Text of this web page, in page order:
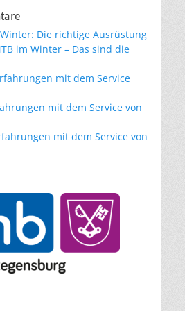
Die richtige Ausrüstung
im Winter – Das sind die
mit dem Service
mit dem Service von
mit dem Service von